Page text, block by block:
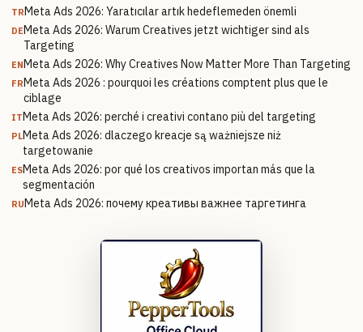
TR Meta Ads 2026: Yaratıcılar artık hedeflemeden önemli
DE Meta Ads 2026: Warum Creatives jetzt wichtiger sind als
Targeting
EN Meta Ads 2026: Why Creatives Now Matter More Than Targeting
FR Meta Ads 2026 : pourquoi les créations comptent plus que le
ciblage
IT Meta Ads 2026: perché i creativi contano più del targeting
PLMeta Ads 2026: dlaczego kreacje są ważniejsze niż
targetowanie
ESMeta Ads 2026: por qué los creativos importan más que la
segmentación
RU Meta Ads 2026: почему креативы важнее таргетинга